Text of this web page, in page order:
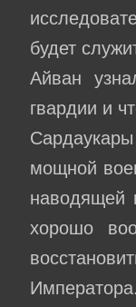
будет
Айван
гвардии и
мощной
наводящей
хорошо